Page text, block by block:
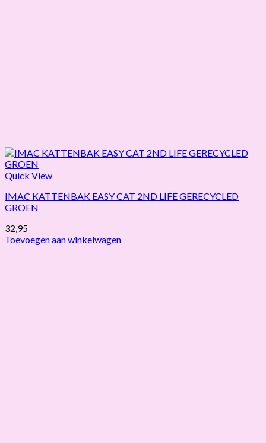
Quick View
IMAC KATTENBAK EASY CAT 2ND LIFE GERECYCLED
GROEN
32,95
Toevoegen aan winkelwagen